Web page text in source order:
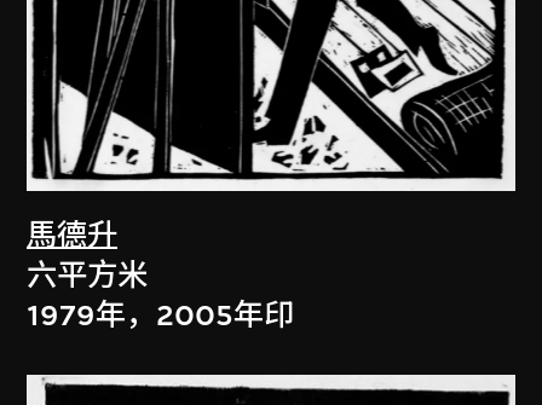
馬德升
六平方米
1979年，2005年印